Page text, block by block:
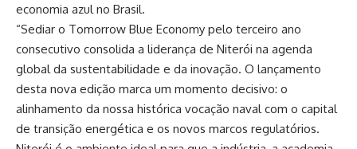
economia azul no Brasil.
“Sediar o Tomorrow Blue Economy pelo terceiro ano
consecutivo consolida a liderança de Niterói na agenda
global da sustentabilidade e da inovação. O lançamento
desta nova edição marca um momento decisivo: o
alinhamento da nossa histórica vocação naval com o capital
de transição energética e os novos marcos regulatórios.